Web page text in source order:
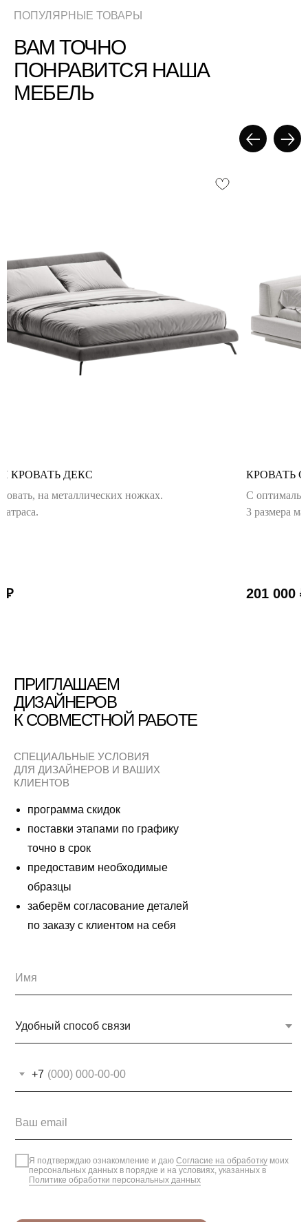
ПОПУЛЯРНЫЕ ТОВАРЫ
ВАМ ТОЧНО
ПОНРАВИТСЯ НАША
МЕБЕЛЬ
КРОВАТЬ ДЕКС
на металлических ножках.
₽
КРОВАТЬ
С
3 размера
201 000 ₽
ПРИГЛАШАЕМ
ДИЗАЙНЕРОВ
К СОВМЕСТНОЙ РАБОТЕ
+7
Я подтверждаю ознакомление и даюСогласие на обработку моих
персональных данных в порядке и на условиях, указанных в
Политике обработки персональных данных
СПЕЦИАЛЬНЫЕ УСЛОВИЯ
ДЛЯ ДИЗАЙНЕРОВ И ВАШИХ
КЛИЕНТОВ
программа скидок
поставки этапами по графику
точно в срок
предоставим необходимые
образцы
заберём согласование деталей
по заказу с клиентом на себя